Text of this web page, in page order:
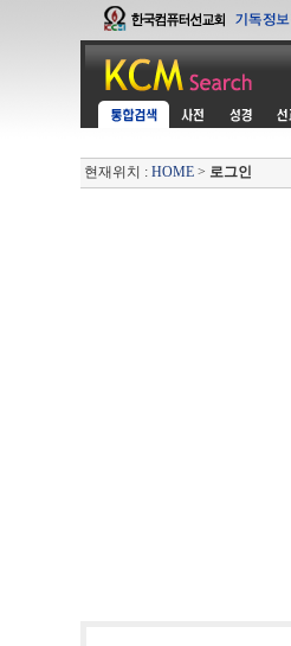
현재위치 : HOME> 로그인